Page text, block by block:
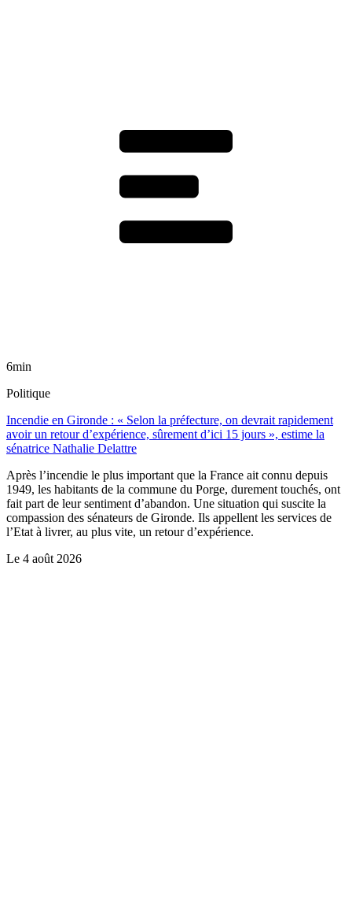
6min
Politique
Incendie en Gironde : « Selon la préfecture, on devrait rapidement
avoir un retour d’expérience, sûrement d’ici 15 jours », estime la
sénatrice Nathalie Delattre
Après l’incendie le plus important que la France ait connu depuis
1949, les habitants de la commune du Porge, durement touchés, ont
fait part de leur sentiment d’abandon. Une situation qui suscite la
compassion des sénateurs de Gironde. Ils appellent les services de
l’Etat à livrer, au plus vite, un retour d’expérience.
Le 4 août 2026